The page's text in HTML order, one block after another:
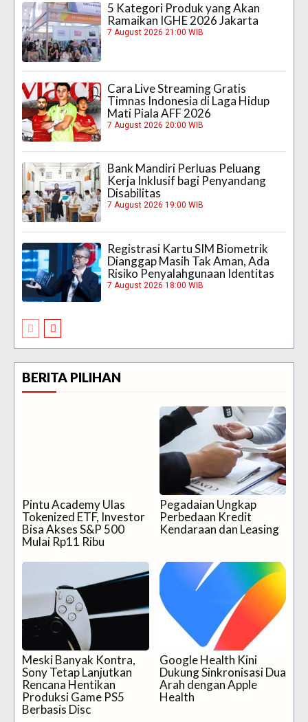
5 Kategori Produk yang Akan
Ramaikan IGHE 2026 Jakarta
7 August 2026 21:00 WIB
Cara Live Streaming Gratis
Timnas Indonesia di Laga Hidup
Mati Piala AFF 2026
7 August 2026 20:00 WIB
Bank Mandiri Perluas Peluang
Kerja Inklusif bagi Penyandang
Disabilitas
7 August 2026 19:00 WIB
Registrasi Kartu SIM Biometrik
Dianggap Masih Tak Aman, Ada
Risiko Penyalahgunaan Identitas
7 August 2026 18:00 WIB
BERITA PILIHAN
Pintu Academy Ulas
Tokenized ETF, Investor
Bisa Akses S&P 500
Mulai Rp11 Ribu
Pegadaian Ungkap
Perbedaan Kredit
Kendaraan dan Leasing
Meski Banyak Kontra,
Sony Tetap Lanjutkan
Rencana Hentikan
Produksi Game PS5
Berbasis Disc
Google Health Kini
Dukung Sinkronisasi Dua
Arah dengan Apple
Health